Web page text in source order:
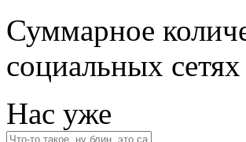
Суммарное
социальных
Нас уже